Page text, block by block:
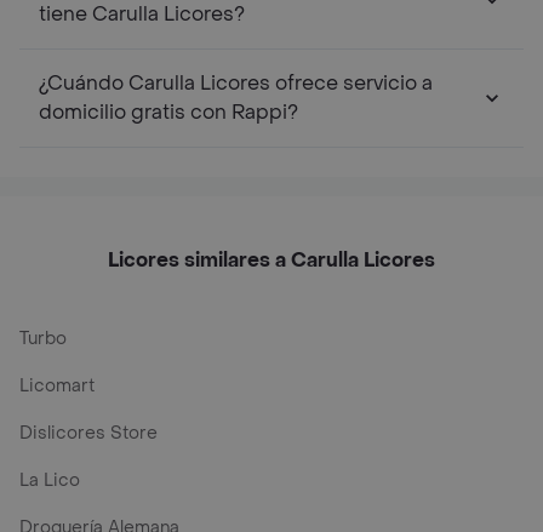
tiene Carulla Licores?
¿Cuándo Carulla Licores ofrece servicio a
domicilio gratis con Rappi?
Licores similares a Carulla Licores
Turbo
Licomart
Dislicores Store
La Lico